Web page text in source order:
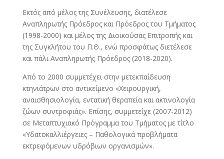
Εκτός από μέλος της Συνέλευσης, διατέλεσε
Αναπληρωτής Πρόεδρος και Πρόεδρος του Τμήματος
(1998-2000) και μέλος της Διοικούσας Επιτροπής και
της Συγκλήτου του Π.Θ., ενώ προσφάτως διετέλεσε
και πάλι Αναπληρωτής Πρόεδρος (2018-2020).
Από το 2000 συμμετέχει στην μετεκπαίδευση
κτηνιάτρων στο αντικείμενο «Χειρουργική,
αναισθησιολογία, εντατική θεραπεία και ακτινολογία
ζώων συντροφιάς». Επίσης, συμμετείχε (2007-2012)
σε Μεταπτυχιακό Πρόγραμμα του Τμήματος με τίτλο
«Υδατοκαλλιέργειες – Παθολογικά προβλήματα
εκτρεφόμενων υδρόβιων οργανισμών».